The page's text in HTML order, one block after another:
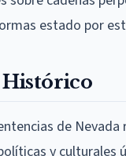
estado por
de Nevada
y culturales